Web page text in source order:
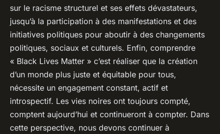
sur le racisme structurel et ses effets dévastateurs,
jusqu’à la participation à des manifestations et des
initiatives politiques pour aboutir à des changements
politiques, sociaux et culturels. Enfin, comprendre
« Black Lives Matter » c’est réaliser que la création
d’un monde plus juste et équitable pour tous,
nécessite un engagement constant, actif et
introspectif. Les vies noires ont toujours compté,
comptent aujourd’hui et continueront à compter. Dans
cette perspective, nous devons continuer à